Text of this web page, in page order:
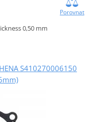
Porovnat
0,50 mm
S410270006150